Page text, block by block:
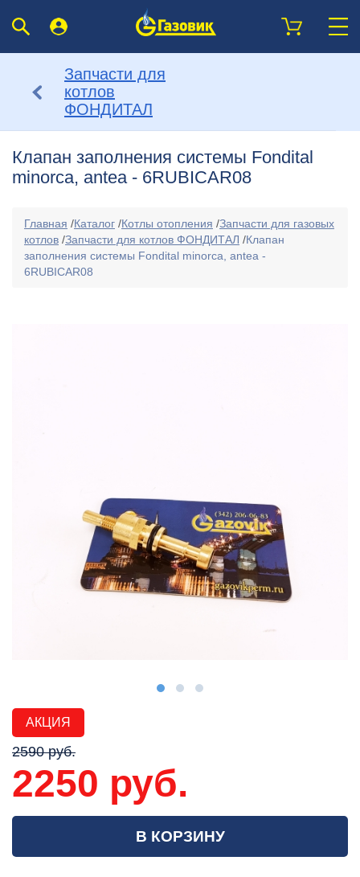
Запчасти для
котлов
ФОНДИТАЛ
Клапан заполнения системы Fondital
minorca, antea - 6RUBICAR08
Главная /Каталог /Котлы отопления /Запчасти для газовых
котлов /Запчасти для котлов ФОНДИТАЛ /Клапан
заполнения системы Fondital minorca, antea -
6RUBICAR08
АКЦИЯ
2590 руб.
2250 руб.
В КОРЗИНУ